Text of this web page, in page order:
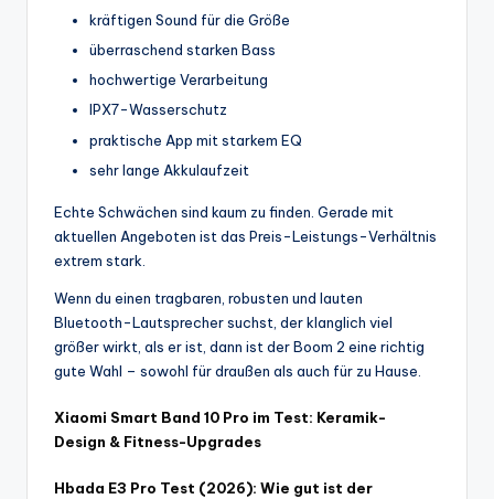
kräftigen Sound für die Größe
überraschend starken Bass
hochwertige Verarbeitung
IPX7-Wasserschutz
praktische App mit starkem EQ
sehr lange Akkulaufzeit
Echte Schwächen sind kaum zu finden. Gerade mit
aktuellen Angeboten ist das Preis-Leistungs-Verhältnis
extrem stark.
Wenn du einen tragbaren, robusten und lauten
Bluetooth-Lautsprecher suchst, der klanglich viel
größer wirkt, als er ist, dann ist der Boom 2 eine richtig
gute Wahl – sowohl für draußen als auch für zu Hause.
Xiaomi Smart Band 10 Pro im Test: Keramik-
Design & Fitness-Upgrades
Hbada E3 Pro Test (2026): Wie gut ist der